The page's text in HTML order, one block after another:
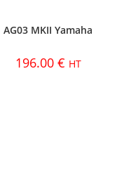
AG03 MKII Yamaha
196.00 € HT